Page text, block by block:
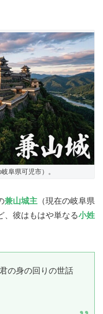
阜県可児市）。
兼山城主 （現在の岐阜県
、彼はもはや単なる小姓
の身の回りの世話